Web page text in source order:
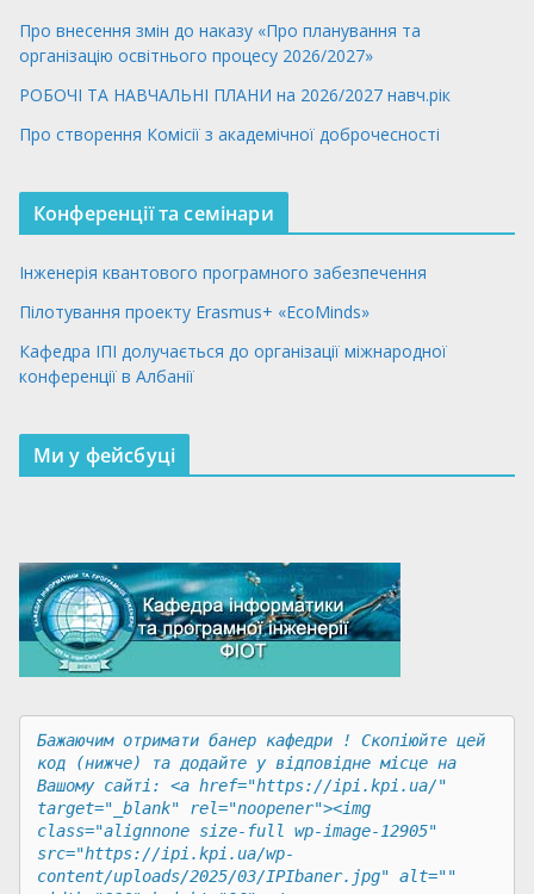
Про внесення змін до наказу «Про планування та
організацію освітнього процесу 2026/2027»
РОБОЧІ ТА НАВЧАЛЬНІ ПЛАНИ на 2026/2027 навч.рік
Про створення Комісії з академічної доброчесності
Конференції та семінари
Інженерія квантового програмного забезпечення
Пілотування проекту Erasmus+ «EcoMinds»
Кафедра ІПІ долучається до організації міжнародної
конференції в Албанії
Ми у фейсбуці
Бажаючим отримати банер кафедри ! Скопіюйте цей
код (нижче) та додайте у відповідне місце на
Вашому сайті: <a href="https://ipi.kpi.ua/"
target="_blank" rel="noopener"><img
class="alignnone size-full wp-image-12905"
src="https://ipi.kpi.ua/wp-
content/uploads/2025/03/IPIbaner.jpg" alt=""